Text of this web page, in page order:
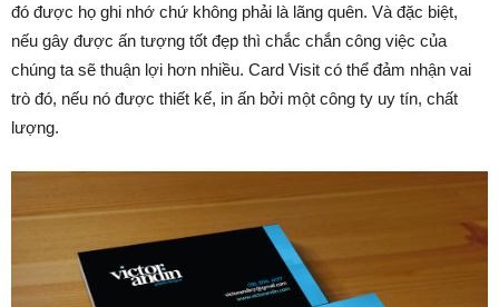
đó được họ ghi nhớ chứ không phải là lãng quên. Và đặc biệt,
nếu gây được ấn tượng tốt đẹp thì chắc chắn công việc của
chúng ta sẽ thuận lợi hơn nhiều. Card Visit có thể đảm nhận vai
trò đó, nếu nó được thiết kế, in ấn bởi một công ty uy tín, chất
lượng.